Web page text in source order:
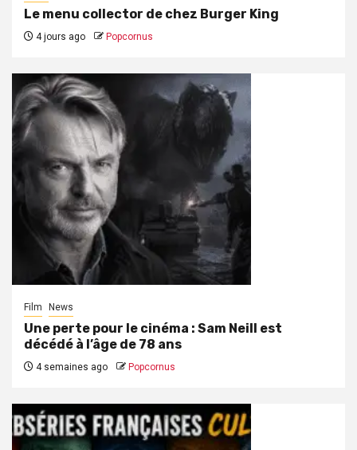
Le menu collector de chez Burger King
4 jours ago Popcornus
Film News
Une perte pour le cinéma : Sam Neill est
décédé à l’âge de 78 ans
4 semaines ago Popcornus